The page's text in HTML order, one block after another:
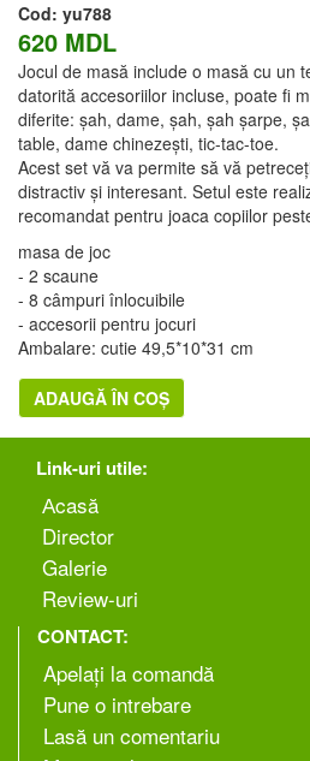
Cod: yu788
620 MDL
Jocul de masă include o masă cu un
datorită accesoriilor incluse, poate fi
diferite: șah, dame, șah, șah șarpe,
table, dame chinezești, tic-tac-toe.
Acest set vă va permite să vă
distractiv și interesant. Setul este
recomandat pentru joaca copiilor
masa de joc
- 2 scaune
- 8 câmpuri înlocuibile
- accesorii pentru jocuri
Ambalare: cutie 49,5*10*31 cm
ADAUGĂ ÎN COȘ
Link-uri utile:
Аcasă
Director
Galerie
Review-uri
CONTACT:
Apelați la comandă
Pune o intrebare
Lasă un comentariu